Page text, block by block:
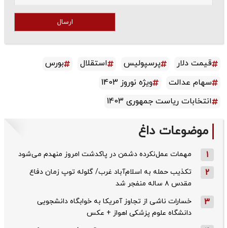
ارسال
قیمت دلار پرسپولیس استقلال
بورس
سهام عدالت
ویژه نوروز 1403
انتخابات ریاست جمهوری 1403
موضوعات داغ
1 مهمات عمل‌نکرده دشمن در پاکدشت امروز منهدم می‌شود
2
تکذیب حمله به اسلام‌آباد غرب/ گلوله توپ زمان دفاع
مقدس ۸ ساله منفجر شد
3
خسارات ناشی از تجاوز آمریکا به خوابگاه دانشجویی
دانشگاه علوم پزشکی اهواز + عکس